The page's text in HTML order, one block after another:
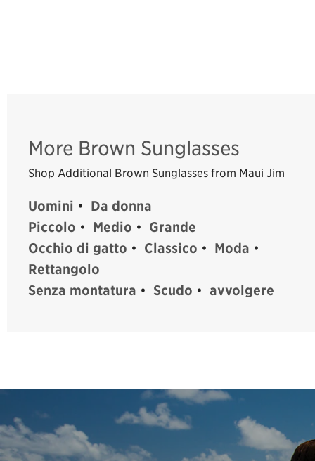
More Brown Sunglasses
Shop Additional Brown Sunglasses from Maui Jim
Uomini • Da donna
Piccolo • Medio • Grande
Occhio di gatto • Classico • Moda •
Rettangolo
Senza montatura • Scudo • avvolgere